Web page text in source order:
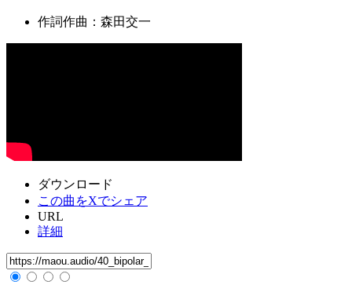
作詞作曲：森田交一
ダウンロード
この曲をXでシェア
URL
詳細